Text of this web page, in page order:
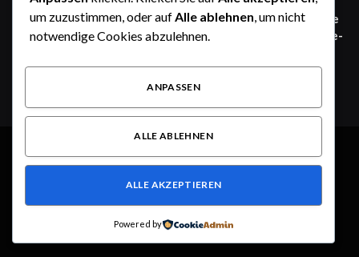
Zaunfelder von WIŚNIOWSKI – robuste
Systemlösungen für moderne Industrie-
© 2026 Alle Rechte vorbehalten.Heute im Fokus
Haftung für Inhalte
Datenschutzerklärung
um zuzustimmen, oder aufAlle ablehnen, um nicht
notwendige Cookies abzulehnen.
ANPASSEN
ALLE ABLEHNEN
ALLE AKZEPTIEREN
Powered by